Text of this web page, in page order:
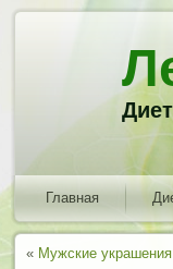
Главная
« Мужские украшения